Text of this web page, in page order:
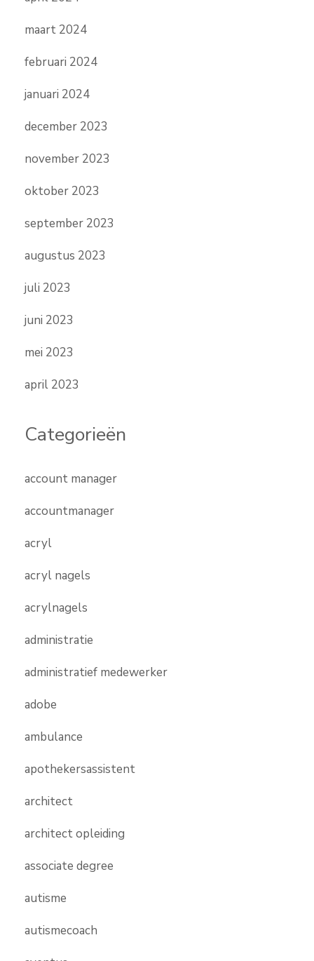
maart 2024
februari 2024
januari 2024
december 2023
november 2023
oktober 2023
september 2023
augustus 2023
juli 2023
juni 2023
mei 2023
april 2023
Categorieën
account manager
accountmanager
acryl
acryl nagels
acrylnagels
administratie
administratief medewerker
adobe
ambulance
apothekersassistent
architect
architect opleiding
associate degree
autisme
autismecoach